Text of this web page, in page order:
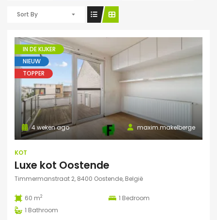
Sort By
IN DE KIJKER
NIEUW
TOPPER
maxim.makelberge
4 weken ago
KOT
Luxe kot Oostende
Timmermanstraat 2, 8400 Oostende, België
60 m2 1 Bedroom
1 Bathroom